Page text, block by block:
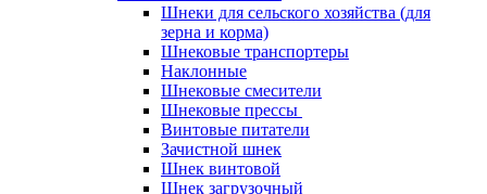
Шнеки для сельского хозяйства (для
зерна и корма)
Шнековые транспортеры
Наклонные
Шнековые смесители
Шнековые прессы
Винтовые питатели
Зачистной шнек
Шнек винтовой
Шнек загрузочный